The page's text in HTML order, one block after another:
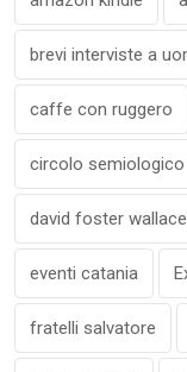
brevi interviste a
caffe con ruggero
circolo semiologico
david foster wallace
eventi catania
fratelli salvatore